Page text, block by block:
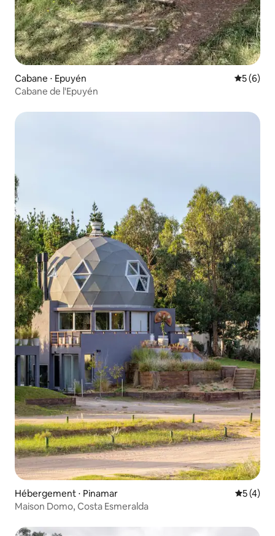
Cabane ⋅ Epuyén
5 (6)
Cabane de l'Epuyén
Hébergement ⋅ Pinamar
5 (4)
Maison Domo, Costa Esmeralda